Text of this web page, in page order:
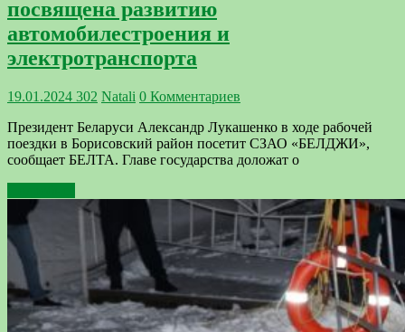
посвящена развитию
автомобилестроения и
электротранспорта
19.01.2024 302 Natali 0 Комментариев
Президент Беларуси Александр Лукашенко в ходе рабочей
поездки в Борисовский район посетит СЗАО «БЕЛДЖИ»,
сообщает БЕЛТА. Главе государства доложат о